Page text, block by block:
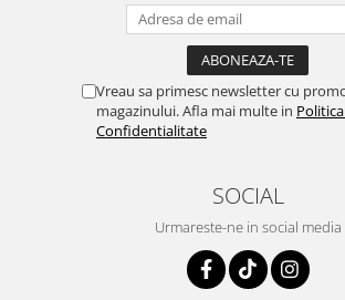
Vreau sa primesc newsletter cu
magazinului. Afla mai multe in
Confidentialitate
SOCIAL
Urmareste-ne in social media